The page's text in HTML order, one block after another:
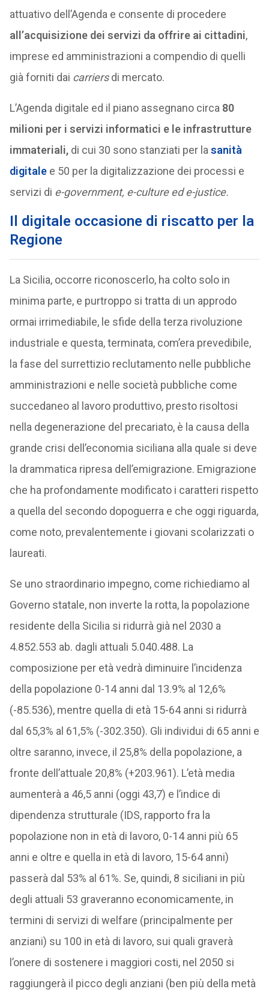
attuativo dell’Agenda e consente di procedere
all’acquisizione dei servizi da offrire ai cittadini,
imprese ed amministrazioni a compendio di quelli
già forniti dai carriersdi mercato.
L’Agenda digitale ed il piano assegnano circa 80
milioni per i servizi informatici e le infrastrutture
immateriali,di cui 30 sono stanziati per la sanità
digitalee 50 per la digitalizzazione dei processi e
servizi di e-government, e-culture ed e-justice.
Il digitale occasione di riscatto per la
Regione
La Sicilia, occorre riconoscerlo, ha colto solo in
minima parte, e purtroppo si tratta di un approdo
ormai irrimediabile, le sfide della terza rivoluzione
industriale e questa, terminata, com’era prevedibile,
la fase del surrettizio reclutamento nelle pubbliche
amministrazioni e nelle società pubbliche come
succedaneo al lavoro produttivo, presto risoltosi
nella degenerazione del precariato, è la causa della
grande crisi dell’economia siciliana alla quale si deve
la drammatica ripresa dell’emigrazione. Emigrazione
che ha profondamente modificato i caratteri rispetto
a quella del secondo dopoguerra e che oggi riguarda,
come noto, prevalentemente i giovani scolarizzati o
laureati.
Se uno straordinario impegno, come richiediamo al
Governo statale, non inverte la rotta, la popolazione
residente della Sicilia si ridurrà già nel 2030 a
4.852.553 ab. dagli attuali 5.040.488. La
composizione per età vedrà diminuire l’incidenza
della popolazione 0-14 anni dal 13.9% al 12,6%
(-85.536), mentre quella di età 15-64 anni si ridurrà
dal 65,3% al 61,5% (-302.350). Gli individui di 65 anni e
oltre saranno, invece, il 25,8% della popolazione, a
fronte dell’attuale 20,8% (+203.961). L’età media
aumenterà a 46,5 anni (oggi 43,7) e l’indice di
dipendenza strutturale (IDS, rapporto fra la
popolazione non in età di lavoro, 0-14 anni più 65
anni e oltre e quella in età di lavoro, 15-64 anni)
passerà dal 53% al 61%. Se, quindi, 8 siciliani in più
degli attuali 53 graveranno economicamente, in
termini di servizi di welfare (principalmente per
anziani) su 100 in età di lavoro, sui quali graverà
l’onere di sostenere i maggiori costi, nel 2050 si
raggiungerà il picco degli anziani (ben più della metà